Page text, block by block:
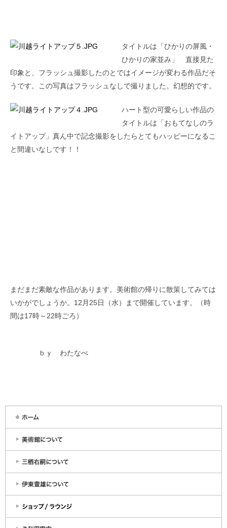
タイトルは「ひかりの屏風・
ひかりの家並み」 直接見た
印象と、フラッシュ撮影したのとではイメージが変わる作品だそ
うです。この写真はフラッシュなしで撮りました。幻想的です。
ハート型の可愛らしい作品の
タイトルは「おもてなしのラ
イトアップ」真ん中で記念撮影をしたらとてもハッピーになるこ
と間違いなしです！！
まだまだ素敵な作品があります。美術館の帰りに散策してみては
いかがでしょうか。12月25日（水）まで開催しています。（時
間は17時～22時ごろ）
ｂｙ わたなべ